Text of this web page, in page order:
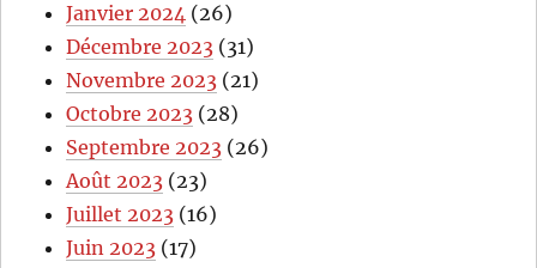
Janvier 2024 (26)
Décembre 2023 (31)
Novembre 2023 (21)
Octobre 2023 (28)
Septembre 2023 (26)
Août 2023 (23)
Juillet 2023 (16)
Juin 2023 (17)